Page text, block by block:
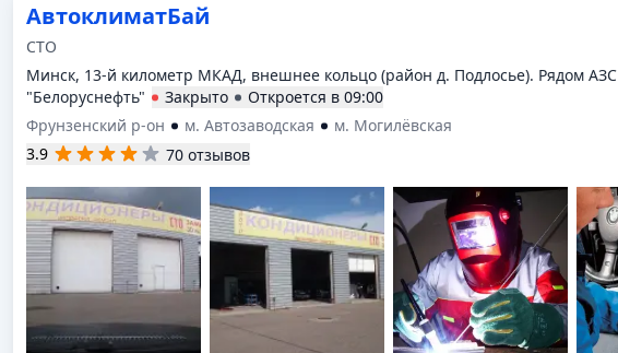
АвтоклиматБай
СТО
Минск, 13-й километр МКАД, внешнее кольцо (район д. Подлосье). Рядом АЗС
"Белоруснефть"
Закрыто Откроется в 09:00
Фрунзенский р-он
м. Автозаводская
м. Могилёвская
3.9
70 отзывов